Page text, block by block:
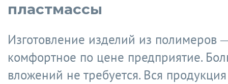
пластмассы
Изготовление изделий из полимеров
комфортное по цене предприятие.
вложений не требуется. Вся продукция